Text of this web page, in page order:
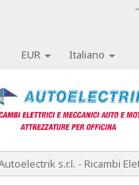
EUR Italiano